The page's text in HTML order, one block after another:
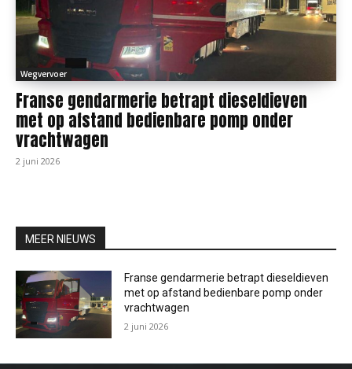
Wegvervoer
Franse gendarmerie betrapt dieseldieven
met op afstand bedienbare pomp onder
vrachtwagen
2 juni 2026
MEER NIEUWS
Franse gendarmerie betrapt dieseldieven
met op afstand bedienbare pomp onder
vrachtwagen
2 juni 2026